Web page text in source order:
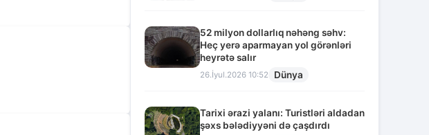
52 milyon dollarlıq nəhəng səhv:
Heç yerə aparmayan yol görənləri
heyrətə salır
26.İyul.2026 10:52 Dünya
Tarixi ərazi yalanı: Turistləri aldadan
şəxs bələdiyyəni də çaşdırdı